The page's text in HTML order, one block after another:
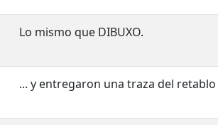
Lo mismo que DIBUXO.
... y entregaron una traza del